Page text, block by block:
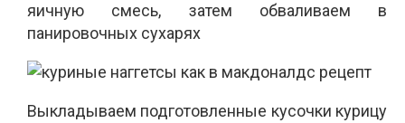
яичную смесь, затем обваливаем в
панировочных сухарях
Выкладываем подготовленные кусочки курицу